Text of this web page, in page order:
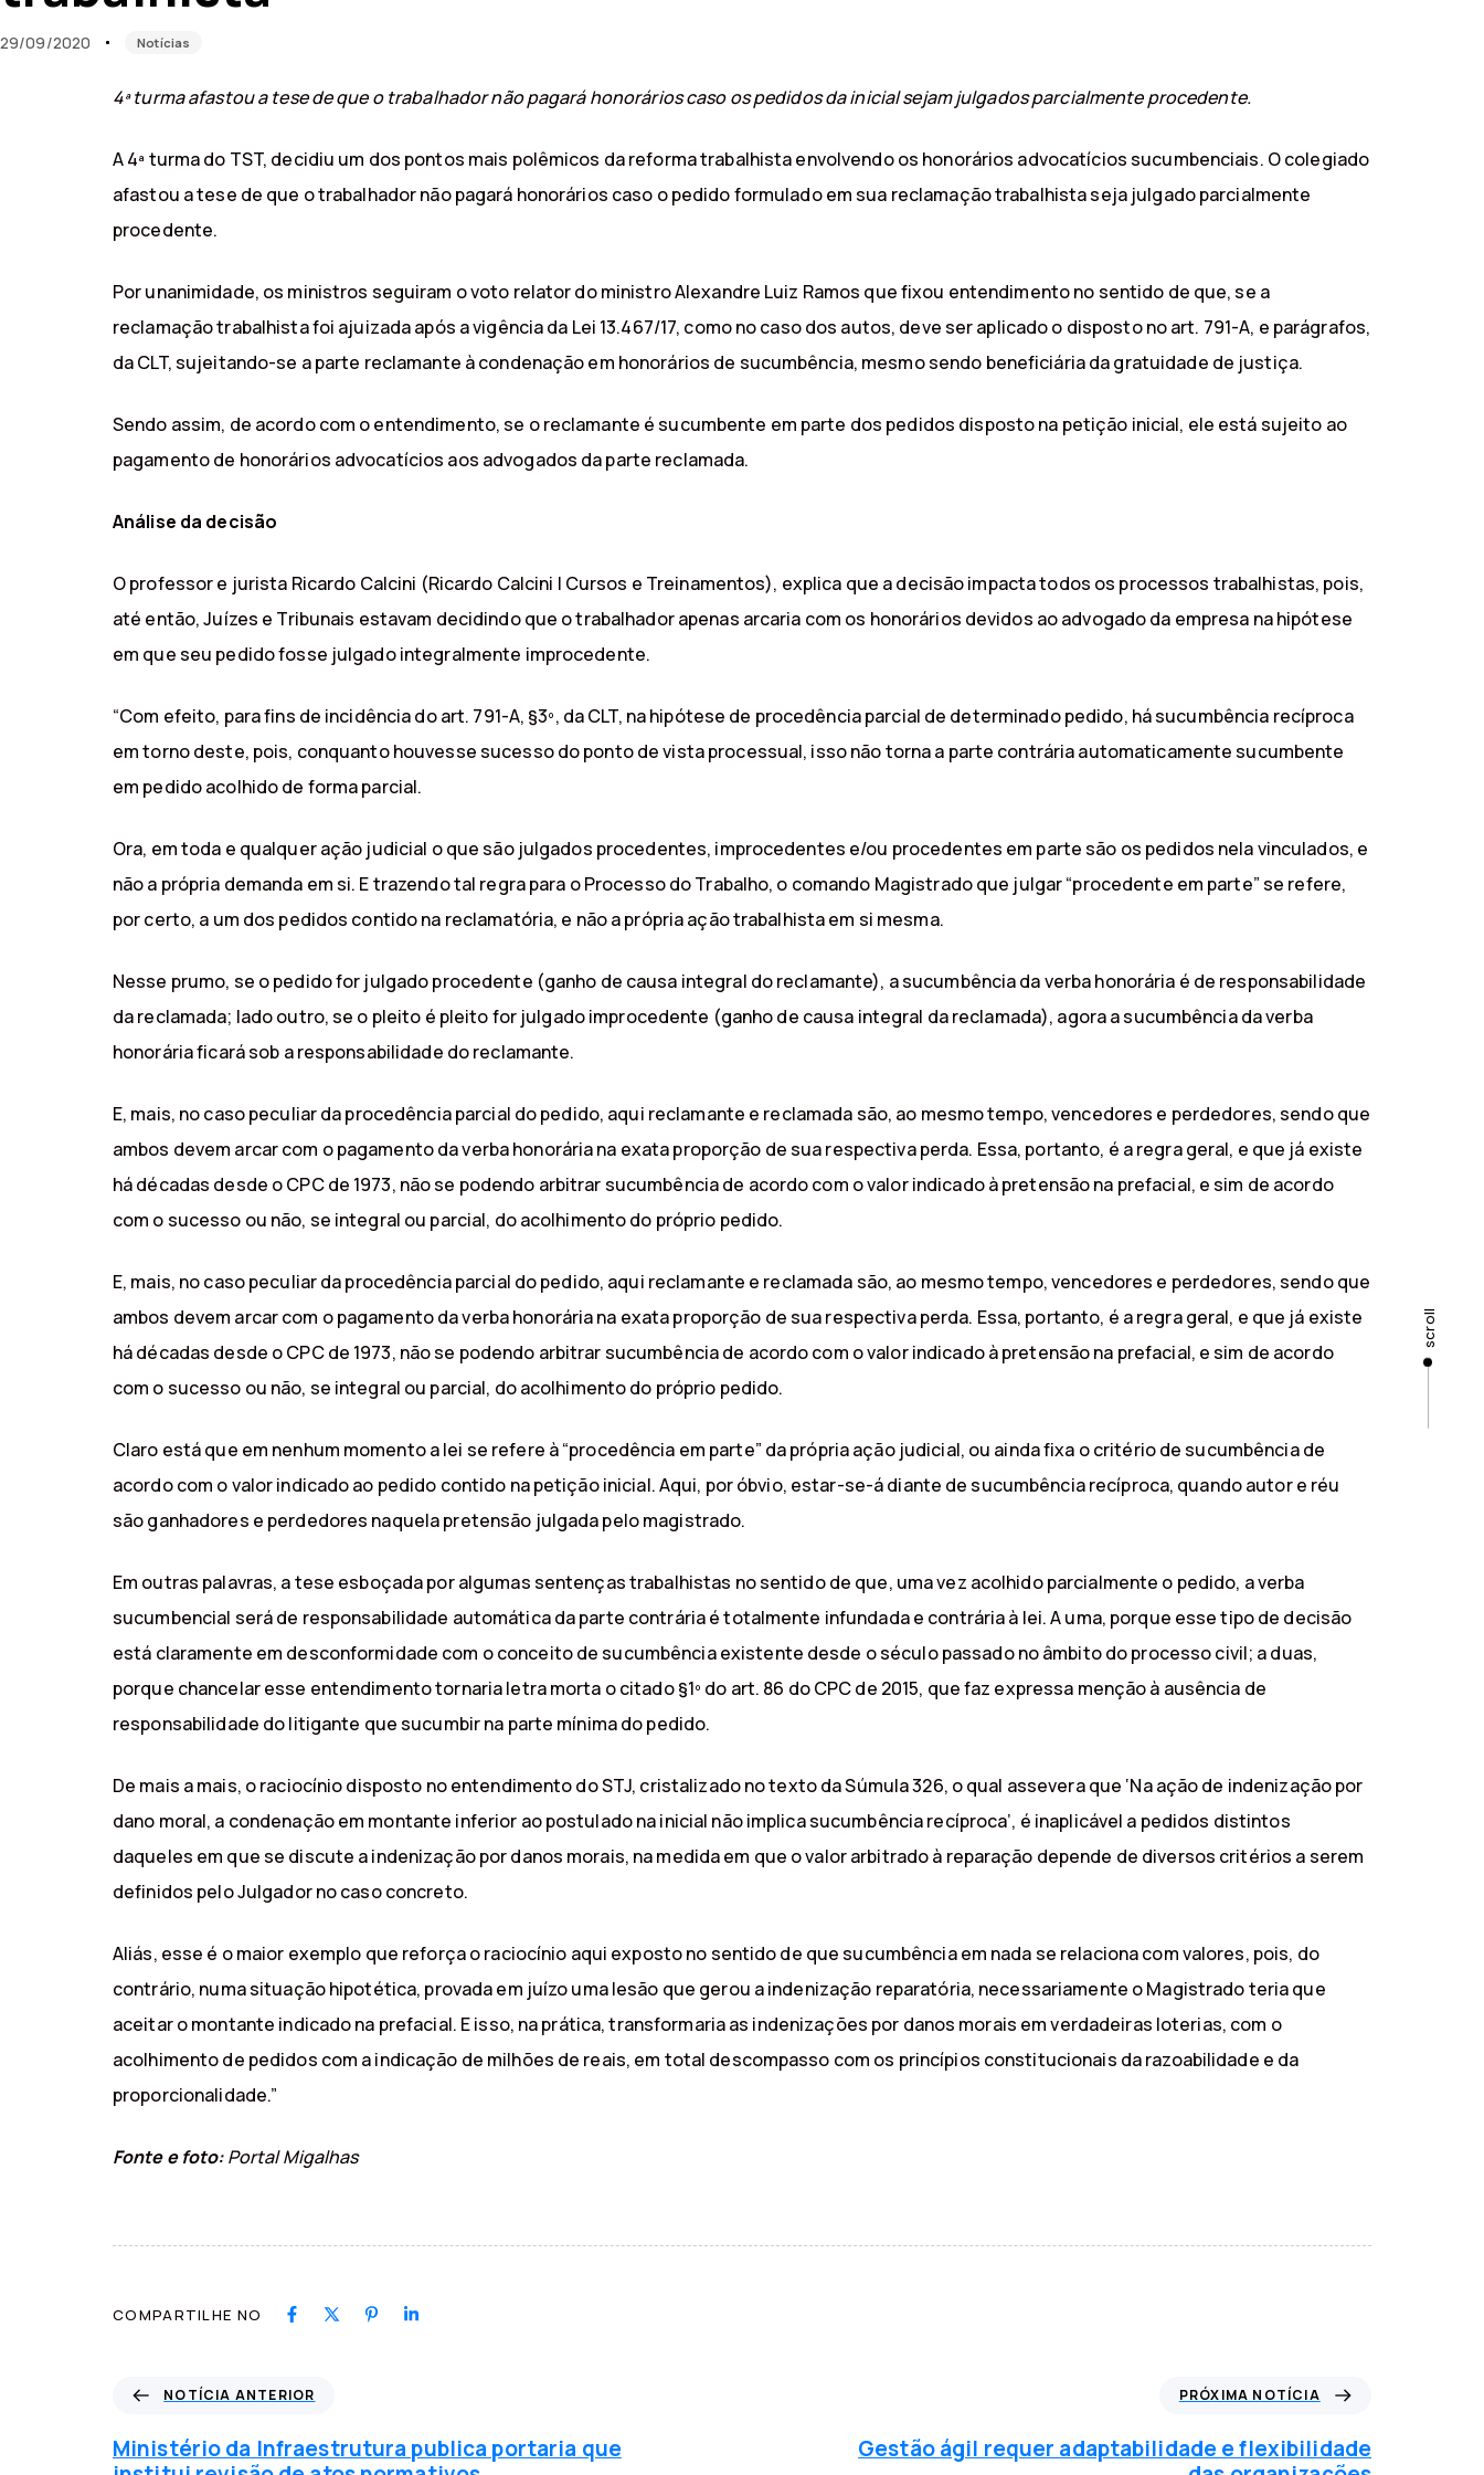
scroll
29/09/2020 Notícias
4ª turma afastou a tese de que o trabalhador não pagará honorários caso os pedidos da inicial sejam julgados parcialmente procedente.
A 4ª turma do TST, decidiu um dos pontos mais polêmicos da reforma trabalhista envolvendo os honorários advocatícios sucumbenciais. O colegiado
afastou a tese de que o trabalhador não pagará honorários caso o pedido formulado em sua reclamação trabalhista seja julgado parcialmente
procedente.
Por unanimidade, os ministros seguiram o voto relator do ministro Alexandre Luiz Ramos que fixou entendimento no sentido de que, se a
reclamação trabalhista foi ajuizada após a vigência da Lei 13.467/17, como no caso dos autos, deve ser aplicado o disposto no art. 791-A, e parágrafos,
da CLT, sujeitando-se a parte reclamante à condenação em honorários de sucumbência, mesmo sendo beneficiária da gratuidade de justiça.
Sendo assim, de acordo com o entendimento, se o reclamante é sucumbente em parte dos pedidos disposto na petição inicial, ele está sujeito ao
pagamento de honorários advocatícios aos advogados da parte reclamada.
Análise da decisão
O professor e jurista Ricardo Calcini (Ricardo Calcini | Cursos e Treinamentos), explica que a decisão impacta todos os processos trabalhistas, pois,
até então, Juízes e Tribunais estavam decidindo que o trabalhador apenas arcaria com os honorários devidos ao advogado da empresa na hipótese
em que seu pedido fosse julgado integralmente improcedente.
“Com efeito, para fins de incidência do art. 791-A, §3º, da CLT, na hipótese de procedência parcial de determinado pedido, há sucumbência recíproca
em torno deste, pois, conquanto houvesse sucesso do ponto de vista processual, isso não torna a parte contrária automaticamente sucumbente
em pedido acolhido de forma parcial.
Ora, em toda e qualquer ação judicial o que são julgados procedentes, improcedentes e/ou procedentes em parte são os pedidos nela vinculados, e
não a própria demanda em si. E trazendo tal regra para o Processo do Trabalho, o comando Magistrado que julgar “procedente em parte” se refere,
por certo, a um dos pedidos contido na reclamatória, e não a própria ação trabalhista em si mesma.
Nesse prumo, se o pedido for julgado procedente (ganho de causa integral do reclamante), a sucumbência da verba honorária é de responsabilidade
da reclamada; lado outro, se o pleito é pleito for julgado improcedente (ganho de causa integral da reclamada), agora a sucumbência da verba
honorária ficará sob a responsabilidade do reclamante.
E, mais, no caso peculiar da procedência parcial do pedido, aqui reclamante e reclamada são, ao mesmo tempo, vencedores e perdedores, sendo que
ambos devem arcar com o pagamento da verba honorária na exata proporção de sua respectiva perda. Essa, portanto, é a regra geral, e que já existe
há décadas desde o CPC de 1973, não se podendo arbitrar sucumbência de acordo com o valor indicado à pretensão na prefacial, e sim de acordo
com o sucesso ou não, se integral ou parcial, do acolhimento do próprio pedido.
E, mais, no caso peculiar da procedência parcial do pedido, aqui reclamante e reclamada são, ao mesmo tempo, vencedores e perdedores, sendo que
ambos devem arcar com o pagamento da verba honorária na exata proporção de sua respectiva perda. Essa, portanto, é a regra geral, e que já existe
há décadas desde o CPC de 1973, não se podendo arbitrar sucumbência de acordo com o valor indicado à pretensão na prefacial, e sim de acordo
com o sucesso ou não, se integral ou parcial, do acolhimento do próprio pedido.
Claro está que em nenhum momento a lei se refere à “procedência em parte” da própria ação judicial, ou ainda fixa o critério de sucumbência de
acordo com o valor indicado ao pedido contido na petição inicial. Aqui, por óbvio, estar-se-á diante de sucumbência recíproca, quando autor e réu
são ganhadores e perdedores naquela pretensão julgada pelo magistrado.
Em outras palavras, a tese esboçada por algumas sentenças trabalhistas no sentido de que, uma vez acolhido parcialmente o pedido, a verba
sucumbencial será de responsabilidade automática da parte contrária é totalmente infundada e contrária à lei. A uma, porque esse tipo de decisão
está claramente em desconformidade com o conceito de sucumbência existente desde o século passado no âmbito do processo civil; a duas,
porque chancelar esse entendimento tornaria letra morta o citado §1º do art. 86 do CPC de 2015, que faz expressa menção à ausência de
responsabilidade do litigante que sucumbir na parte mínima do pedido.
De mais a mais, o raciocínio disposto no entendimento do STJ, cristalizado no texto da Súmula 326, o qual assevera que ‘Na ação de indenização por
dano moral, a condenação em montante inferior ao postulado na inicial não implica sucumbência recíproca’, é inaplicável a pedidos distintos
daqueles em que se discute a indenização por danos morais, na medida em que o valor arbitrado à reparação depende de diversos critérios a serem
definidos pelo Julgador no caso concreto.
Aliás, esse é o maior exemplo que reforça o raciocínio aqui exposto no sentido de que sucumbência em nada se relaciona com valores, pois, do
contrário, numa situação hipotética, provada em juízo uma lesão que gerou a indenização reparatória, necessariamente o Magistrado teria que
aceitar o montante indicado na prefacial. E isso, na prática, transformaria as indenizações por danos morais em verdadeiras loterias, com o
acolhimento de pedidos com a indicação de milhões de reais, em total descompasso com os princípios constitucionais da razoabilidade e da
proporcionalidade.”
Fonte e foto:Portal Migalhas
COMPARTILHE NO
t
í
NOTÍCIA ANTERIOR
Ministério da Infraestrutura publica portaria que
PRÓXIMA NOTÍCIA
Gestão ágil requer adaptabilidade e flexibilidade